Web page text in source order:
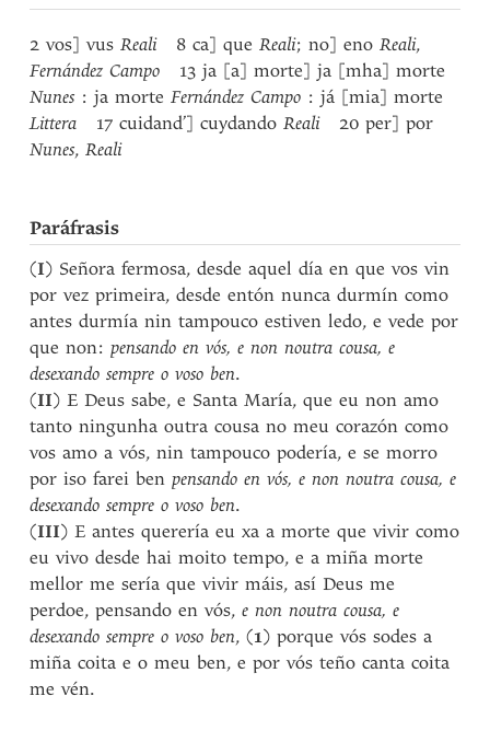
2 vos] vusReali8 ca] queReali; no] enoReali,
Fernández Campo 13 ja [a] morte] ja [mha] morte
Nunes : ja morteFernández Campo : já [mia] morte
Littera 17 cuidand’] cuydandoReali20 per] por
Nunes,Reali
Paráfrasis
(I) Señora fermosa, desde aquel día en que vos vin
por vez primeira, desde entón nunca durmín como
antes durmía nin tampouco estiven ledo, e vede por
que non:pensando en vós, e non noutra cousa, e
desexando sempre o voso ben.
(II) E Deus sabe, e Santa María, que eu non amo
tanto ningunha outra cousa no meu corazón como
vos amo a vós, nin tampouco podería, e se morro
por iso farei benpensando en vós, e non noutra cousa, e
desexando sempre o voso ben.
(III) E antes querería eu xa a morte que vivir como
eu vivo desde hai moito tempo, e a miña morte
mellor me sería que vivir máis, así Deus me
perdoe, pensando en vós,e non noutra cousa, e
desexando sempre o voso ben, (1) porque vós sodes a
miña coita e o meu ben, e por vós teño canta coita
me vén.